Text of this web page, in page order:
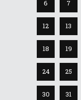
6 7
12 13
18 19
24 25
30 31